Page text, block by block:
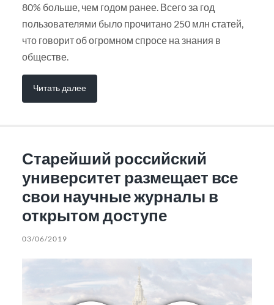
80% больше, чем годом ранее. Всего за год
пользователями было прочитано 250 млн статей,
что говорит об огромном спросе на знания в
обществе.
Читать далее
Старейший российский
университет размещает все
свои научные журналы в
открытом доступе
03/06/2019